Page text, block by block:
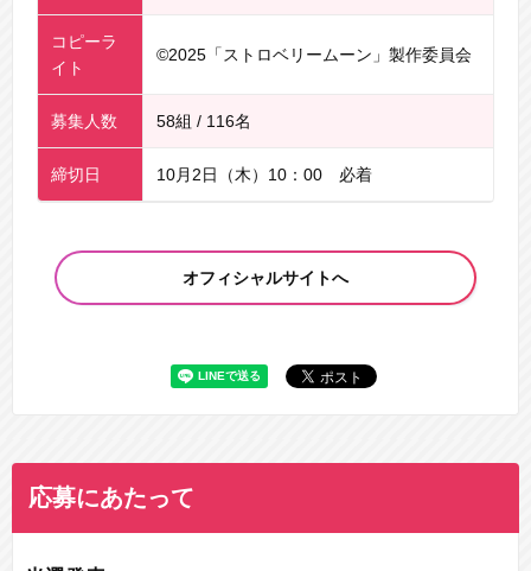
コピーラ
イト
©2025「ストロベリームーン」製作委員会
募集人数 58組 / 116名
締切日 10月2日（木）10：00 必着
オフィシャルサイトへ
応募にあたって